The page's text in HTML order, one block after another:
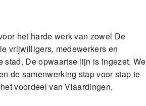
het harde werk van zowel De
vrijwilligers, medewerkers en
stad. De opwaartse lijn is ingezet. We
de samenwerking stap voor stap te
voordeel van Vlaardingen.